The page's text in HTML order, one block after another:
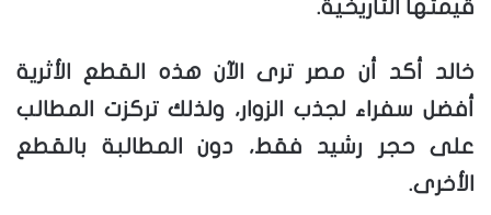
قيمتها التاريخية.
خالد أكد أن مصر ترى الآن هذه القطع الأثرية
أفضل سفراء لجذب الزوار، ولذلك تركزت المطالب
على حجر رشيد فقط، دون المطالبة بالقطع
الأخرى.